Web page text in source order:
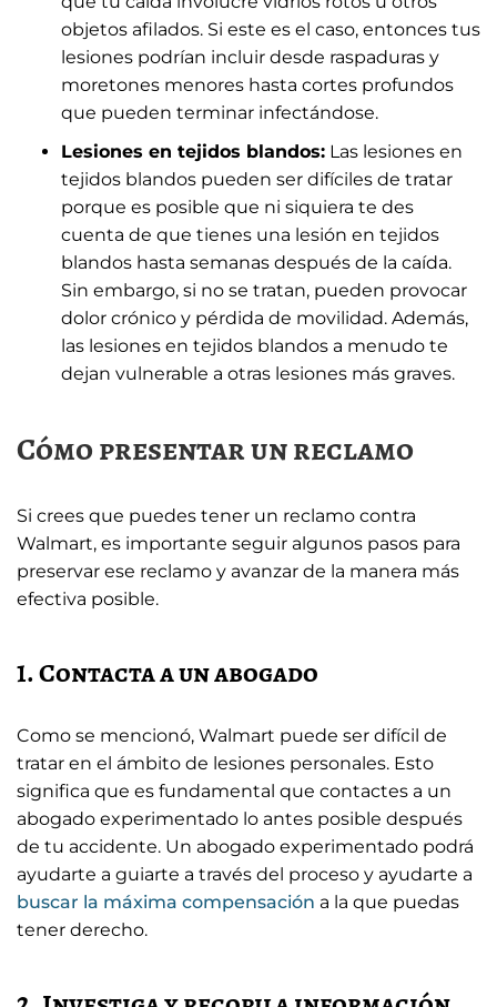
objetos afilados. Si este es el caso, entonces tus
lesiones podrían incluir desde raspaduras y
moretones menores hasta cortes profundos
que pueden terminar infectándose.
Lesiones en tejidos blandos: Las lesiones en
tejidos blandos pueden ser difíciles de tratar
porque es posible que ni siquiera te des
cuenta de que tienes una lesión en tejidos
blandos hasta semanas después de la caída.
Sin embargo, si no se tratan, pueden provocar
dolor crónico y pérdida de movilidad. Además,
las lesiones en tejidos blandos a menudo te
dejan vulnerable a otras lesiones más graves.
Cómo presentar un reclamo
Si crees que puedes tener un reclamo contra
Walmart, es importante seguir algunos pasos para
preservar ese reclamo y avanzar de la manera más
efectiva posible.
1. Contacta a un abogado
Como se mencionó, Walmart puede ser difícil de
tratar en el ámbito de lesiones personales. Esto
significa que es fundamental que contactes a un
abogado experimentado lo antes posible después
de tu accidente. Un abogado experimentado podrá
ayudarte a guiarte a través del proceso y ayudarte a
buscar la máxima compensación a la que puedas
tener derecho.